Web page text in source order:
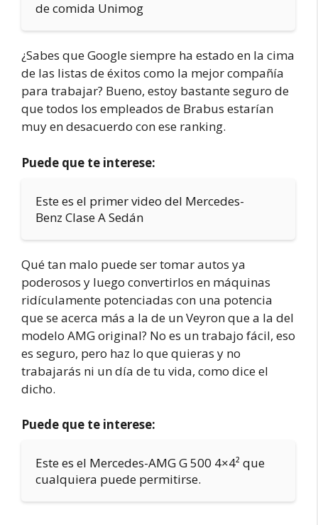
de comida Unimog
¿Sabes que Google siempre ha estado en la cima
de las listas de éxitos como la mejor compañía
para trabajar? Bueno, estoy bastante seguro de
que todos los empleados de Brabus estarían
muy en desacuerdo con ese ranking.
Puede que te interese:
Este es el primer video del Mercedes-
Benz Clase A Sedán
Qué tan malo puede ser tomar autos ya
poderosos y luego convertirlos en máquinas
ridículamente potenciadas con una potencia
que se acerca más a la de un Veyron que a la del
modelo AMG original? No es un trabajo fácil, eso
es seguro, pero haz lo que quieras y no
trabajarás ni un día de tu vida, como dice el
dicho.
Puede que te interese:
Este es el Mercedes-AMG G 500 4×4² que
cualquiera puede permitirse.